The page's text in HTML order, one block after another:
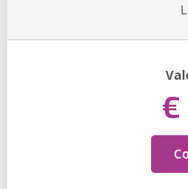
€